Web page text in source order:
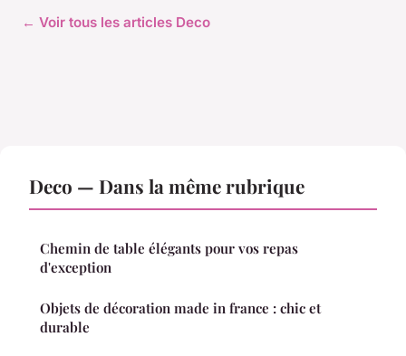
← Voir tous les articles Deco
Deco — Dans la même rubrique
Chemin de table élégants pour vos repas
d'exception
Objets de décoration made in france : chic et
durable